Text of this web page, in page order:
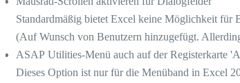
Standardmäßig bietet Excel keine Möglichkeit
(Auf Wunsch von Benutzern hinzugefügt.
ASAP Utilities-Menü auch auf der Registerkarte
Dieses Option ist nur für die Menüband in Excel